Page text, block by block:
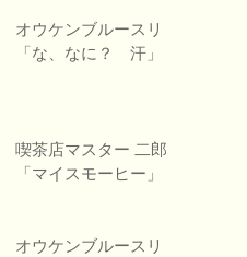
オウケンブルースリ
「な、なに？ 汗」
喫茶店マスター 二郎
「マイスモーヒー」
オウケンブルースリ